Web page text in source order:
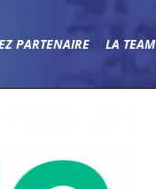
PARTENAIRE LA TEAM